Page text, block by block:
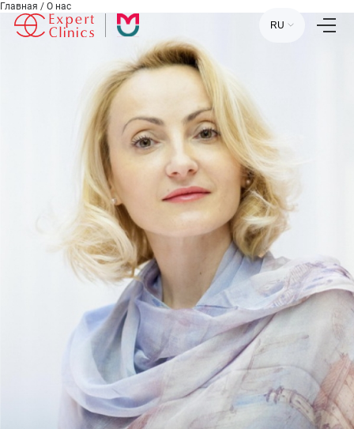
Научный центр
+7 (495) 154-21-44
09:00 - 18:00
ВЫХОДНОЙ
МОСКВА, УЛ. СТАРОВОЛЫНСКАЯ, 12 К1.
ПОКАЗАТЬ НА КАРТЕ
ADMIN@EXPERTCLINICS.RU
RU
Главная / О нас